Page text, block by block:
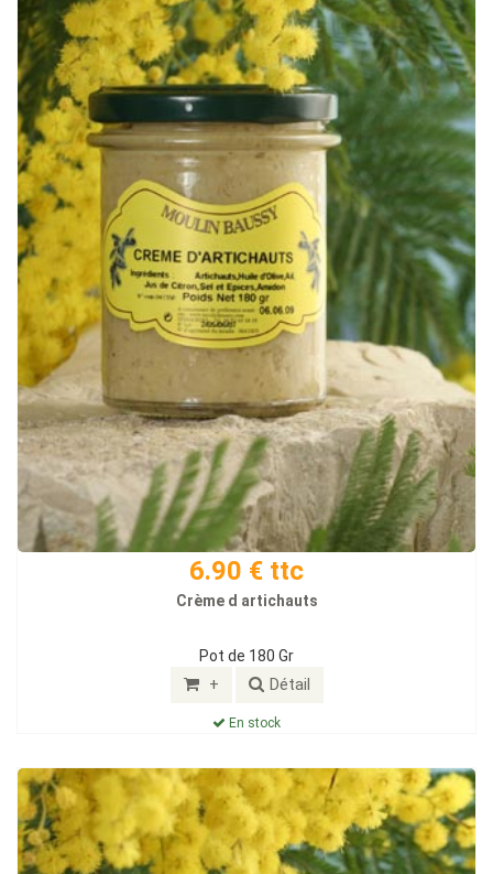
6.90 € ttc
Crème d artichauts
Pot de 180 Gr
+ Détail
En stock